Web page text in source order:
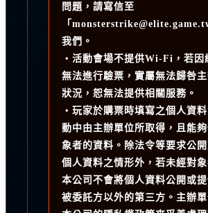
問題，請寫信至
「
我們。
・活動會場不提供Wi-Fi，若因
無法進行驗票，實屬無法歸咎
狀況，恕無法提供相關服務。
・玩家於購票時填寫之個人資
動中由主辦單位所取得，且能
象者的資料。除法令等要求公
個人資料之情形外，若未經對象
本公司不會將個人資料公開或
被委託方以外的第三方。主辦